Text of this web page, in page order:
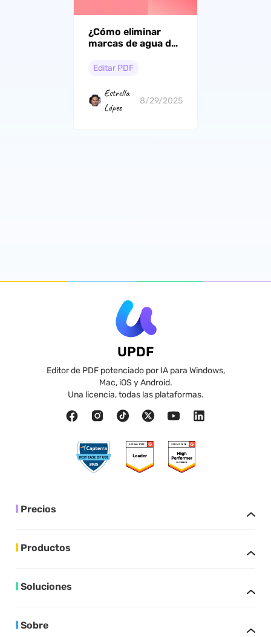
¿Cómo eliminar
marcas de agua de
iLovePDF?
Editar PDF
Estrella
López
8/29/2025
UPDF
Editor de PDF potenciado por IA para Windows,
Mac, iOS y Android.
Una licencia, todas las plataformas.
Precios
Productos
Soluciones
Sobre